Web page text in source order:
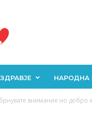
ЗДРАВЈЕ НАРОДНА
внимание но добро е